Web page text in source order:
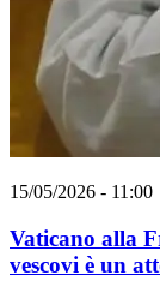
15/05/2026 - 11:00
Vaticano alla
vescovi è un